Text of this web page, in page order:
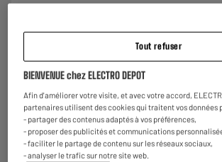
★★★★★
★★★★★
4.5/5(59)
Casque Bluetooth JVC HA-
Confort d'écoute : Supra-
l'oreille
Réducteur de bruit actif :
Autonomie : 35 h
€ 99
Tout refuser
BIENVENUE chez ELECTRO DEPOT
Afin d'améliorer votre visite, et avec votre accord,
partenaires utilisent des cookies qui traitent vos données
- partager des contenus adaptés à vos préférences,
- proposer des publicités et communications
- faciliter le partage de contenu sur les réseaux sociaux,
- analyser le trafic sur notre site web.